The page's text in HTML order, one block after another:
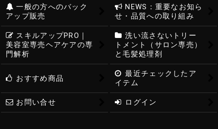
一般の方へのバック
アップ販売
NEWS：重要なお知ら
せ・品質への取り組み
スキルアップPRO｜
美容室専売ヘアケアの専
門解析
洗い流さないトリー
トメント（サロン専売）
と毛髪処理剤
おすすめ商品
最近チェックしたア
イテム
お問い合せ ログイン